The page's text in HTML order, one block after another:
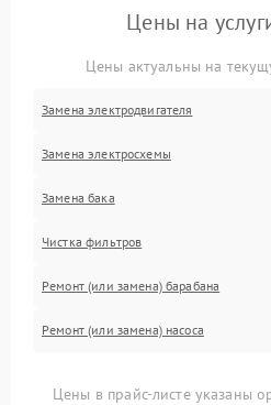
Цены на
Цены актуальны на
Замена электродвигателя
Замена электросхемы
Замена бака
Чистка фильтров
Ремонт (или замена) барабана
Ремонт (или замена) насоса
Цены в прайс-листе указаны